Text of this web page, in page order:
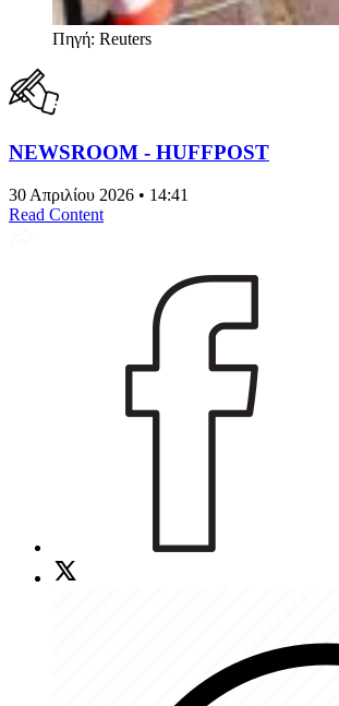
Πηγή: Reuters
NEWSROOM - HUFFPOST
30 Απριλίου 2026 • 14:41
Read Content